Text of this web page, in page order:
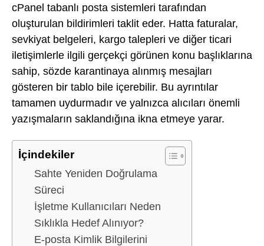
cPanel tabanlı posta sistemleri tarafından
oluşturulan bildirimleri taklit eder. Hatta faturalar,
sevkiyat belgeleri, kargo talepleri ve diğer ticari
iletişimlerle ilgili gerçekçi görünen konu başlıklarına
sahip, sözde karantinaya alınmış mesajları
gösteren bir tablo bile içerebilir. Bu ayrıntılar
tamamen uydurmadır ve yalnızca alıcıları önemli
yazışmaların saklandığına ikna etmeye yarar.
İçindekiler
Sahte Yeniden Doğrulama
Süreci
İşletme Kullanıcıları Neden
Sıklıkla Hedef Alınıyor?
E-posta Kimlik Bilgilerini